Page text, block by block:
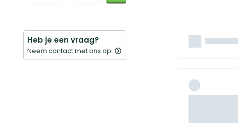
Heb je een vraag?
Neem contact met ons op